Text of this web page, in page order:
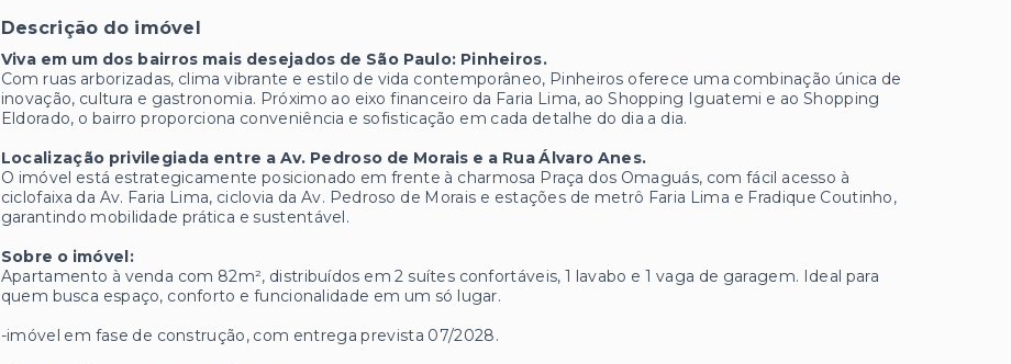
Descrição do imóvel
Viva em um dos bairros mais desejados de São Paulo: Pinheiros.
Com ruas arborizadas, clima vibrante e estilo de vida contemporâneo, Pinheiros oferece uma combinação única de
inovação, cultura e gastronomia. Próximo ao eixo financeiro da Faria Lima, ao Shopping Iguatemi e ao Shopping
Eldorado, o bairro proporciona conveniência e sofisticação em cada detalhe do dia a dia.
Localização privilegiada entre a Av. Pedroso de Morais e a Rua Álvaro Anes.
O imóvel está estrategicamente posicionado em frente à charmosa Praça dos Omaguás, com fácil acesso à
ciclofaixa da Av. Faria Lima, ciclovia da Av. Pedroso de Morais e estações de metrô Faria Lima e Fradique Coutinho,
garantindo mobilidade prática e sustentável.
Sobre o imóvel:
Apartamento à venda com 82m², distribuídos em 2 suítes confortáveis, 1 lavabo e 1 vaga de garagem. Ideal para
quem busca espaço, conforto e funcionalidade em um só lugar.
-imóvel em fase de construção, com entrega prevista 07/2028.